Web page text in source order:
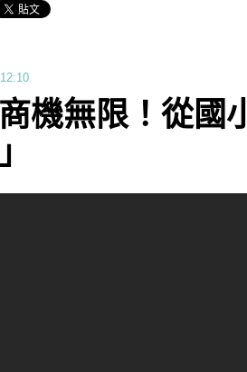
12:10
機無限！從國